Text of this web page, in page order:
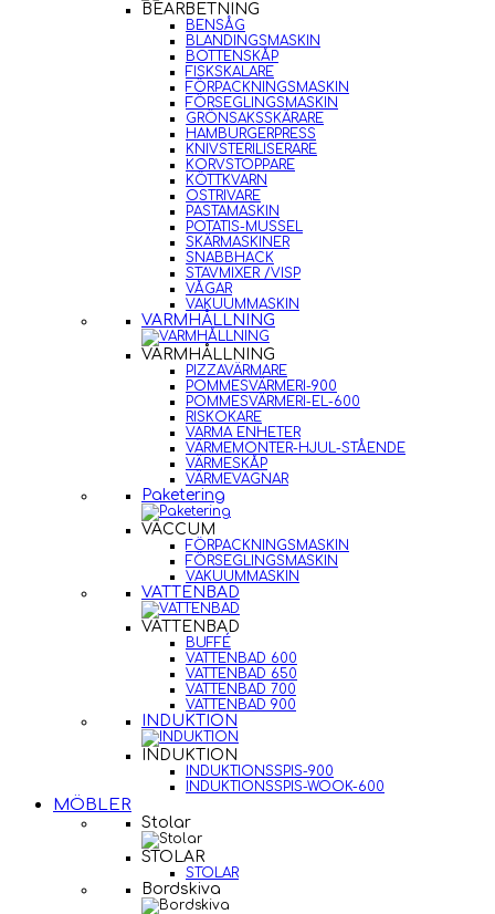
BEARBETNING
BENSÅG
BLANDINGSMASKIN
BOTTENSKÅP
FISKSKALARE
FÖRPACKNINGSMASKIN
FÖRSEGLINGSMASKIN
GRÖNSAKSSKÄRARE
HAMBURGERPRESS
KNIVSTERILISERARE
KORVSTOPPARE
KÖTTKVARN
OSTRIVARE
PASTAMASKIN
POTATIS-MUSSEL
SKÄRMASKINER
SNABBHACK
STAVMIXER /VISP
VÅGAR
VAKUUMMASKIN
VARMHÅLLNING
VARMHÅLLNING
PIZZAVÄRMARE
POMMESVÄRMERI-900
POMMESVÄRMERI-EL-600
RISKOKARE
VARMA ENHETER
VÄRMEMONTER-HJUL-STÅENDE
VÄRMESKÅP
VÄRMEVAGNAR
Paketering
VACCUM
FÖRPACKNINGSMASKIN
FÖRSEGLINGSMASKIN
VAKUUMMASKIN
VATTENBAD
VATTENBAD
BUFFÉ
VATTENBAD 600
VATTENBAD 650
VATTENBAD 700
VATTENBAD 900
INDUKTION
INDUKTION
INDUKTIONSSPIS-900
INDUKTIONSSPIS-WOOK-600
MÖBLER
Stolar
STOLAR
STOLAR
Bordskiva